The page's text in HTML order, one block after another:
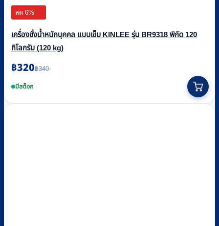
ลด 6%
เครื่องชั่งน้ำหนักบุคคล แบบเข็ม KINLEE รุ่น BR9318 พิกัด 120
กิโลกรัม (120 kg)
฿340
Original
price
was:
฿340.
฿320
Current
price
is:
฿320.
มีสต็อก